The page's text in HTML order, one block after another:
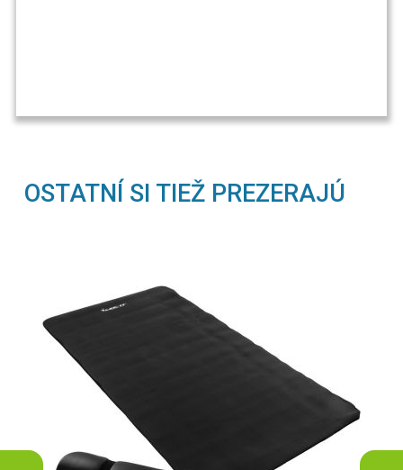
OSTATNÍ SI TIEŽ PREZERAJÚ